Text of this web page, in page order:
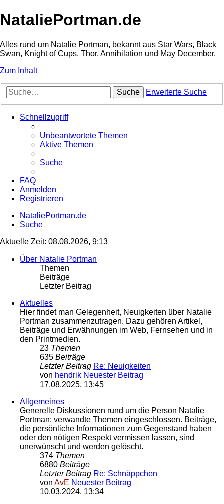
NataliePortman.de
Alles rund um Natalie Portman, bekannt aus Star Wars, Black
Swan, Knight of Cups, Thor, Annihilation und May December.
Zum Inhalt
Suche Erweiterte Suche
Schnellzugriff
Unbeantwortete Themen
Aktive Themen
Suche
FAQ
Anmelden
Registrieren
NataliePortman.de
Suche
Aktuelle Zeit: 08.08.2026, 9:13
Über Natalie Portman
Themen
Beiträge
Letzter Beitrag
Aktuelles
Hier findet man Gelegenheit, Neuigkeiten über Natalie
Portman zusammenzutragen. Dazu gehören Artikel,
Beiträge und Erwähnungen im Web, Fernsehen und in
den Printmedien.
23 Themen
635 Beiträge
Letzter Beitrag Re: Neuigkeiten
von hendrik Neuester Beitrag
17.08.2025, 13:45
Allgemeines
Generelle Diskussionen rund um die Person Natalie
Portman; verwandte Themen eingeschlossen. Beiträge,
die persönliche Informationen zum Gegenstand haben
oder den nötigen Respekt vermissen lassen, sind
unerwünscht und werden gelöscht.
374 Themen
6880 Beiträge
Letzter Beitrag Re: Schnäppchen
von AvE Neuester Beitrag
10.03.2024, 13:34